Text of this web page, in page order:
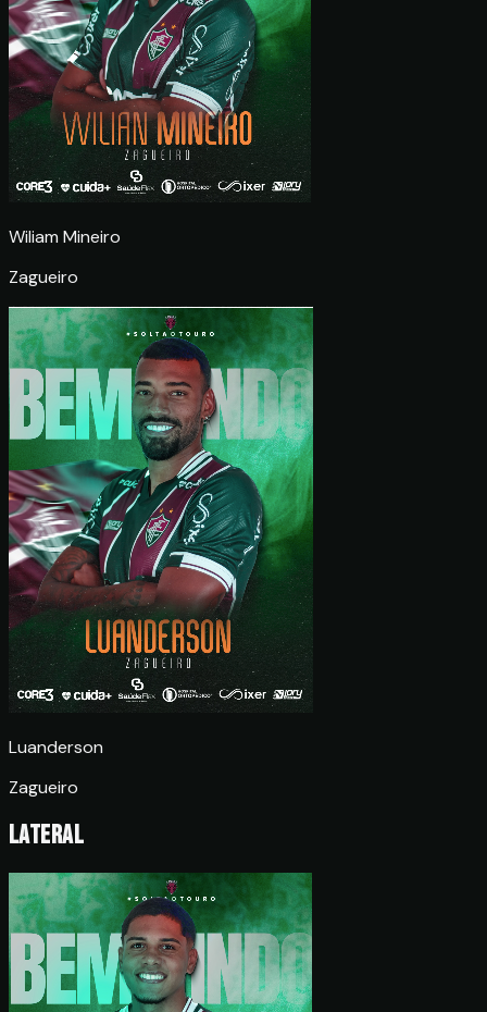
Wiliam Mineiro
Zagueiro
Luanderson
Zagueiro
Lateral